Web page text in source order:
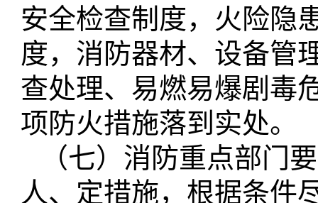
安全检查制度，火险隐
度，消防器材、设备管
查处理、易燃易爆剧毒
项防火措施落到实处。
（七）消防重点部门
人、定措施，根据条件